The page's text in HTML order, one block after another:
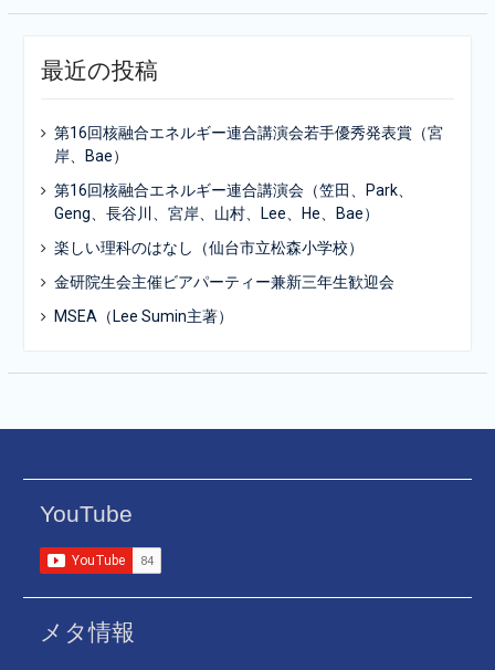
最近の投稿
第16回核融合エネルギー連合講演会若手優秀発表賞（宮
岸、Bae）
第16回核融合エネルギー連合講演会（笠田、Park、
Geng、長谷川、宮岸、山村、Lee、He、Bae）
楽しい理科のはなし（仙台市立松森小学校）
金研院生会主催ビアパーティー兼新三年生歓迎会
MSEA（Lee Sumin主著）
YouTube
メタ情報